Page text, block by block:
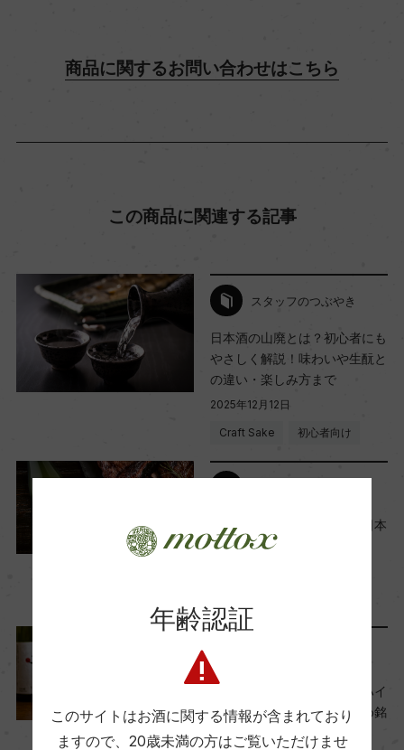
商品に関するお問い合わせはこちら
この商品に関連する記事
スタッフのつぶやき
日本酒の山廃とは？初心者にも
やさしく解説！味わいや生酛と
の違い・楽しみ方まで
2025年12月12日
Craft Sake 初心者向け
ワインだけじゃない！肉と日本
酒のおすすめペアリング5選
日本酒の炭酸割り『日本酒ハイ
ボール』の作り方・おすすめ銘
柄
年齢認証
このサイトはお酒に関する情報が含まれており
ますので、 20歳未満の方はご覧いただけませ